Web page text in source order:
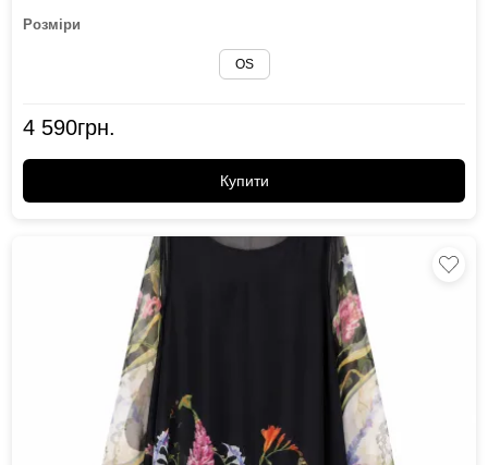
Розміри
OS
4 590грн.
Купити